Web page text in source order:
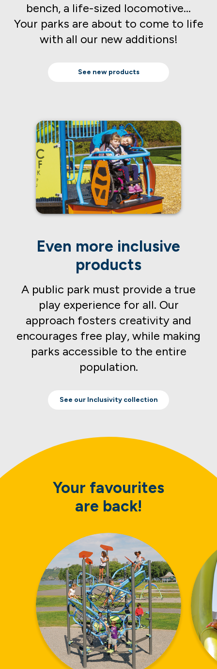
bench, a life-sized locomotive…
Your parks are about to come to life
with all our new additions!
See new products
Even more inclusive
products
A public park must provide a true
play experience for all. Our
approach fosters creativity and
encourages free play, while making
parks accessible to the entire
population.
See our Inclusivity collection
Your favourites
are back!